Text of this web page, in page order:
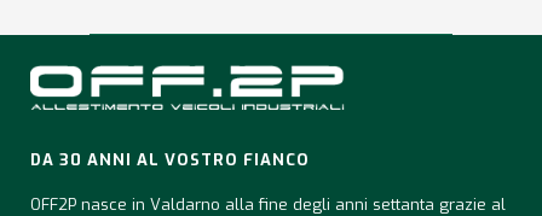
DA 30 ANNI AL VOSTRO FIANCO
OFF2P nasce in Valdarno alla fine degli anni settanta grazie al